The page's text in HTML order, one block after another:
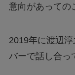
意向があっての
2019年に渡辺
バーで話し合っ